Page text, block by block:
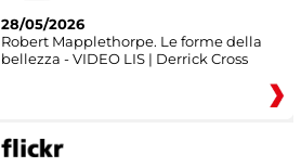
28/05/2026
Robert Mapplethorpe. Le forme della
bellezza - VIDEO LIS | Derrick Cross